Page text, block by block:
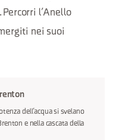
. Percorri l’Anello
nei suoi
dell’acqua si svelano
e nella cascata della